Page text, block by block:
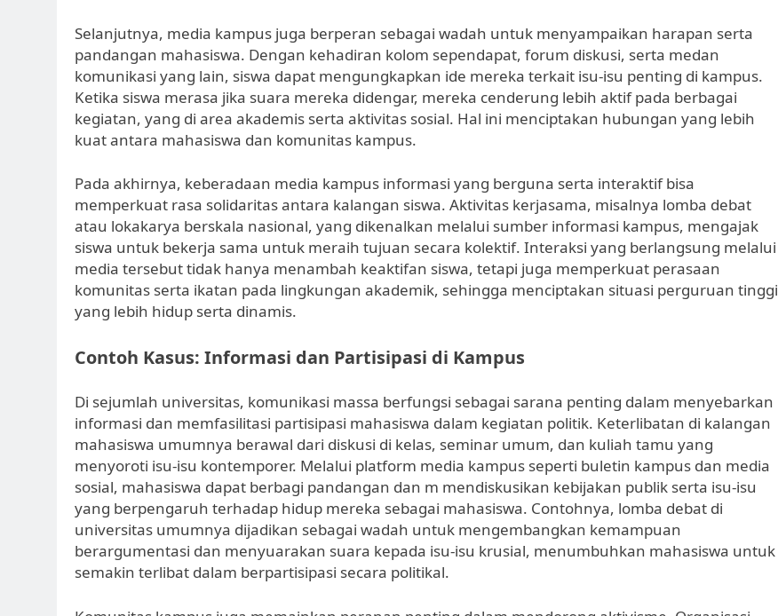
Selanjutnya, media kampus juga berperan sebagai wadah untuk menyampaikan harapan serta
pandangan mahasiswa. Dengan kehadiran kolom sependapat, forum diskusi, serta medan
komunikasi yang lain, siswa dapat mengungkapkan ide mereka terkait isu-isu penting di kampus.
Ketika siswa merasa jika suara mereka didengar, mereka cenderung lebih aktif pada berbagai
kegiatan, yang di area akademis serta aktivitas sosial. Hal ini menciptakan hubungan yang lebih
kuat antara mahasiswa dan komunitas kampus.
Pada akhirnya, keberadaan media kampus informasi yang berguna serta interaktif bisa
memperkuat rasa solidaritas antara kalangan siswa. Aktivitas kerjasama, misalnya lomba debat
atau lokakarya berskala nasional, yang dikenalkan melalui sumber informasi kampus, mengajak
siswa untuk bekerja sama untuk meraih tujuan secara kolektif. Interaksi yang berlangsung melalui
media tersebut tidak hanya menambah keaktifan siswa, tetapi juga memperkuat perasaan
komunitas serta ikatan pada lingkungan akademik, sehingga menciptakan situasi perguruan tinggi
yang lebih hidup serta dinamis.
Contoh Kasus: Informasi dan Partisipasi di Kampus
Di sejumlah universitas, komunikasi massa berfungsi sebagai sarana penting dalam menyebarkan
informasi dan memfasilitasi partisipasi mahasiswa dalam kegiatan politik. Keterlibatan di kalangan
mahasiswa umumnya berawal dari diskusi di kelas, seminar umum, dan kuliah tamu yang
menyoroti isu-isu kontemporer. Melalui platform media kampus seperti buletin kampus dan media
sosial, mahasiswa dapat berbagi pandangan dan m mendiskusikan kebijakan publik serta isu-isu
yang berpengaruh terhadap hidup mereka sebagai mahasiswa. Contohnya, lomba debat di
universitas umumnya dijadikan sebagai wadah untuk mengembangkan kemampuan
berargumentasi dan menyuarakan suara kepada isu-isu krusial, menumbuhkan mahasiswa untuk
semakin terlibat dalam berpartisipasi secara politikal.